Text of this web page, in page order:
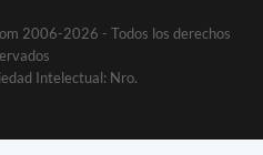
2006-2026 - Todos los derechos
Intelectual: Nro.